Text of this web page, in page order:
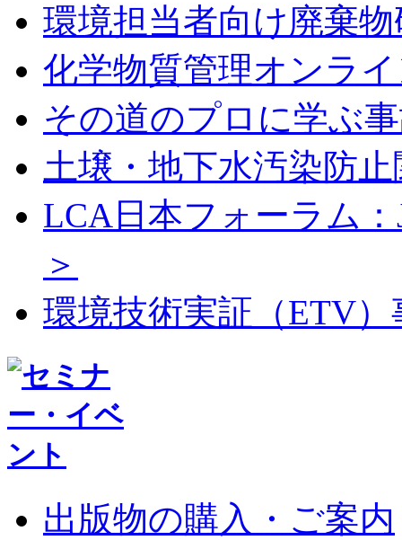
環境担当者向け廃棄
化学物質管理オンラ
その道のプロに学ぶ
土壌・地下水汚染防
LCA日本フォーラム
＞
環境技術実証（ETV
出版物の購入・ご案内